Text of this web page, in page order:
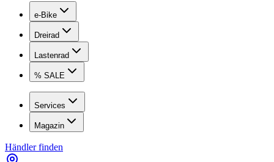
e-Bike
Dreirad
Lastenrad
% SALE
Services
Magazin
Händler finden